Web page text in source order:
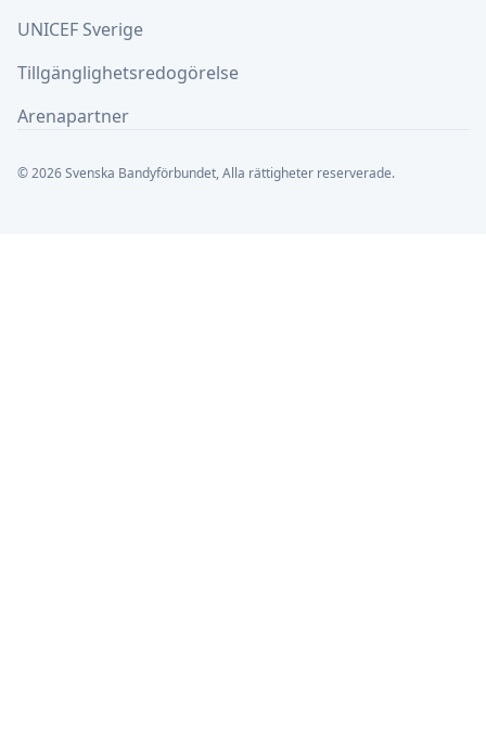
UNICEF Sverige
Tillgänglighetsredogörelse
Arenapartner
© 2026 Svenska Bandyförbundet, Alla rättigheter reserverade.